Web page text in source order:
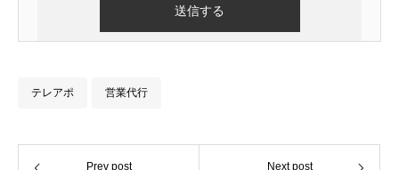
テレアポ 営業代行
Prev post Next post